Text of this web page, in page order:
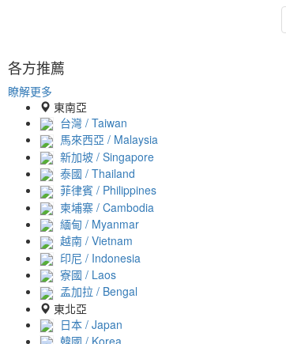
各方推薦
瞭解更多
東南亞
台灣 / Taiwan
馬來西亞 / Malaysia
新加坡 / Singapore
泰國 / Thailand
菲律賓 / Philippines
柬埔寨 / Cambodia
緬甸 / Myanmar
越南 / Vietnam
印尼 / Indonesia
寮國 / Laos
孟加拉 / Bengal
東北亞
日本 / Japan
韓國 / Korea